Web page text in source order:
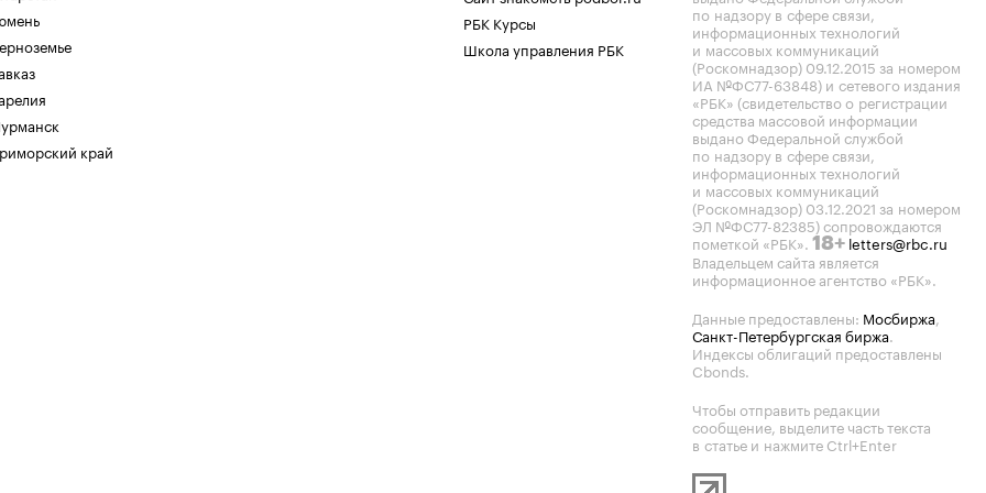
край
РБК Курсы
Школа управления РБК
по надзору в сфере связи,
информационных технологий
и массовых коммуникаций
(Роскомнадзор) 09.12.2015 за номером
ИА №ФС77-63848) и сетевого издания
«РБК» (свидетельство о регистрации
средства массовой информации
выдано Федеральной службой
по надзору в сфере связи,
информационных технологий
и массовых коммуникаций
(Роскомнадзор) 03.12.2021 за номером
ЭЛ №ФС77-82385) сопровождаются
пометкой «РБК». 18+ letters@rbc.ru
Владельцем сайта является
информационное агентство «РБК».
Данные предоставлены: Мосбиржа,
Санкт-Петербургская биржа.
Индексы облигаций предоставлены
Cbonds.
Чтобы отправить редакции
сообщение, выделите часть текста
в статье и нажмите Ctrl+Enter